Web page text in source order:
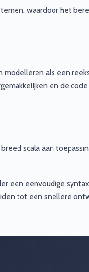
waardoor het
modelleren als een
en de
scala aan
een eenvoudige
tot een snellere